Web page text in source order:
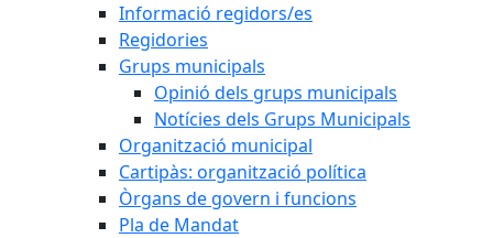
Informació regidors/es
Regidories
Grups municipals
Opinió dels grups municipals
Notícies dels Grups Municipals
Organització municipal
Cartipàs: organització política
Òrgans de govern i funcions
Pla de Mandat